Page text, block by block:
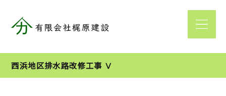
西浜地区排水路改修工事 Ⅴ